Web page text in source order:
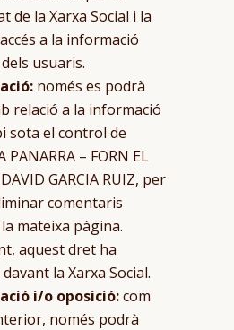
de la Xarxa Social i la
a la informació
usuaris.
només es podrà
relació a la informació
sota el control de
PANARRA – FORN EL
GARCIA RUIZ, per
comentaris
mateixa pàgina.
aquest dret ha
la Xarxa Social.
i/o oposició:com
només podrà